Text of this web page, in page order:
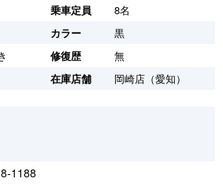
乗車定員
8名
カラー
黒
修復歴
無
在庫店舗 岡崎店（愛知）
1188